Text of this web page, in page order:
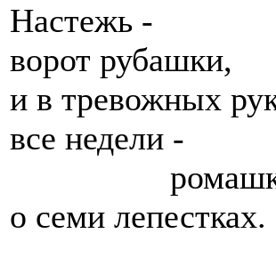
Настежь -
ворот рубашки,
и в тревожных
все недели -
о семи лепестках.